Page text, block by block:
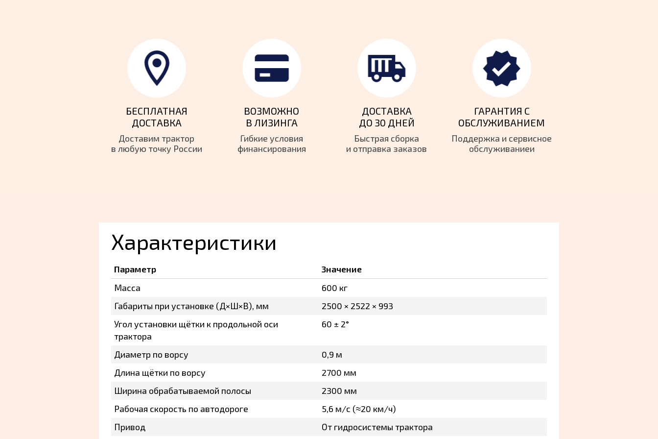
БЕСПЛАТНАЯ
ДОСТАВКА
Доставим трактор
в любую точку России
ВОЗМОЖНО
В ЛИЗИНГА
Гибкие условия
финансирования
ДОСТАВКА
ДО 30 ДНЕЙ
Быстрая сборка
и отправка заказов
ГАРАНТИЯ С
ОБСЛУЖИВАНИЕМ
Поддержка и сервисное
обслуживаниеи
Характеристики
Параметр
Значение
Масса
600 кг
Габариты при установке (Д×Ш×В), мм
2500 × 2522 × 993
Угол установки щётки к продольной оси
трактора
60 ± 2°
Диаметр по ворсу
0,9 м
Длина щётки по ворсу
2700 мм
Ширина обрабатываемой полосы
2300 мм
Рабочая скорость по автодороге
5,6 м/с (≈20 км/ч)
Привод
От гидросистемы трактора